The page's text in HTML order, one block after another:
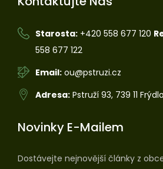
Starosta: +420 558 677 120
558 677 122
Email: ou@pstruzi.cz
Adresa: Pstruží 93, 739 11
Novinky E-Mailem
Dostávejte nejnovější články z